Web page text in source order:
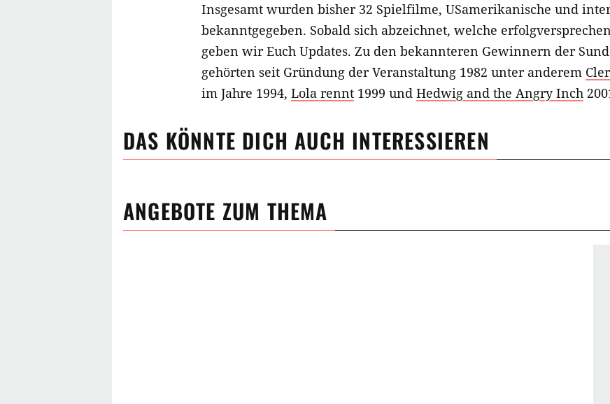
Insgesamt wurden bisher 32 Spielfilme, USamerikanische und
bekanntgegeben. Sobald sich abzeichnet, welche
geben wir Euch Updates. Zu den bekannteren Gewinnern der
gehörten seit Gründung der Veranstaltung 1982 unter anderem
im Jahre 1994, Lola rennt 1999 und Hedwig and the Angry Inch
DAS KÖNNTE DICH AUCH INTERESSIEREN
ANGEBOTE ZUM THEMA